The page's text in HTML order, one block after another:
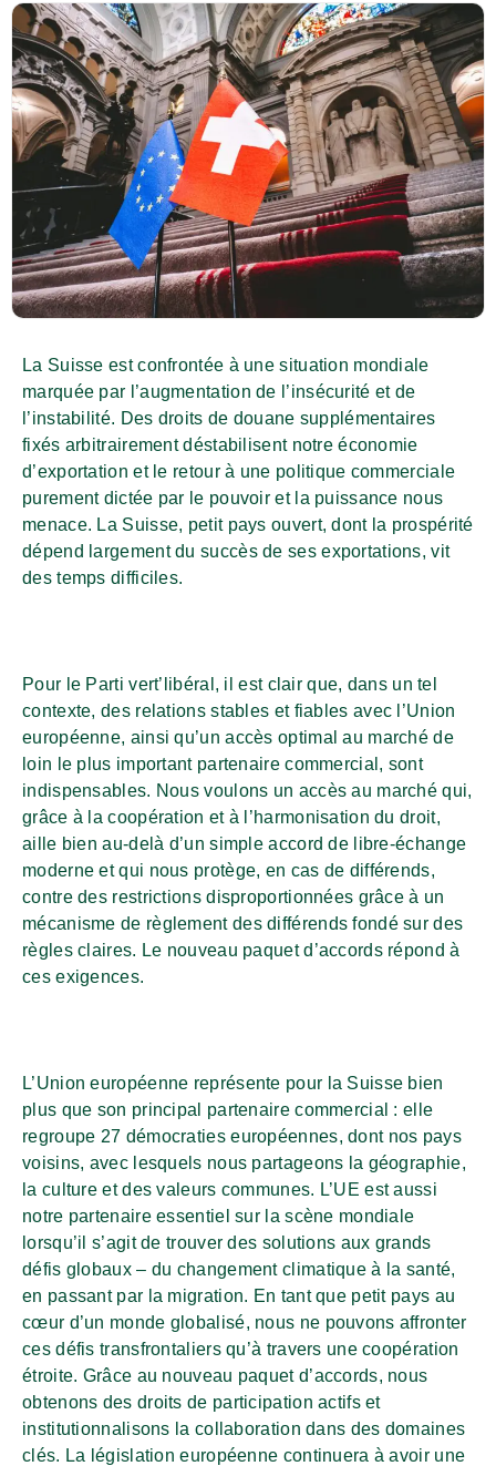
La Suisse est confrontée à une situation mondiale
marquée par l’augmentation de l’insécurité et de
l’instabilité. Des droits de douane supplémentaires
fixés arbitrairement déstabilisent notre économie
d’exportation et le retour à une politique commerciale
purement dictée par le pouvoir et la puissance nous
menace. La Suisse, petit pays ouvert, dont la prospérité
dépend largement du succès de ses exportations, vit
des temps difficiles.
Pour le Parti vert’libéral, il est clair que, dans un tel
contexte, des relations stables et fiables avec l’Union
européenne, ainsi qu’un accès optimal au marché de
loin le plus important partenaire commercial, sont
indispensables. Nous voulons un accès au marché qui,
grâce à la coopération et à l’harmonisation du droit,
aille bien au-delà d’un simple accord de libre-échange
moderne et qui nous protège, en cas de différends,
contre des restrictions disproportionnées grâce à un
mécanisme de règlement des différends fondé sur des
règles claires. Le nouveau paquet d’accords répond à
ces exigences.
L’Union européenne représente pour la Suisse bien
plus que son principal partenaire commercial : elle
regroupe 27 démocraties européennes, dont nos pays
voisins, avec lesquels nous partageons la géographie,
la culture et des valeurs communes. L’UE est aussi
notre partenaire essentiel sur la scène mondiale
lorsqu’il s’agit de trouver des solutions aux grands
défis globaux – du changement climatique à la santé,
en passant par la migration. En tant que petit pays au
cœur d’un monde globalisé, nous ne pouvons affronter
ces défis transfrontaliers qu’à travers une coopération
étroite. Grâce au nouveau paquet d’accords, nous
obtenons des droits de participation actifs et
institutionnalisons la collaboration dans des domaines
clés. La législation européenne continuera à avoir une